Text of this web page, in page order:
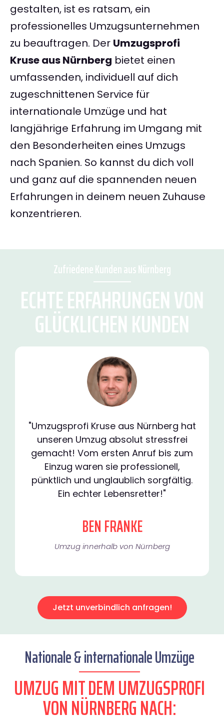
gestalten, ist es ratsam, ein
professionelles Umzugsunternehmen
zu beauftragen. Der Umzugsprofi
Kruse aus Nürnberg bietet einen
umfassenden, individuell auf dich
zugeschnittenen Service für
internationale Umzüge und hat
langjährige Erfahrung im Umgang mit
den Besonderheiten eines Umzugs
nach Spanien. So kannst du dich voll
und ganz auf die spannenden neuen
Erfahrungen in deinem neuen Zuhause
konzentrieren.
Zufriedene Kunden aus Nürnberg
ECHTE ERFAHRUNGEN VON
GLÜCKLICHEN KUNDEN
"Umzugsprofi Kruse aus Nürnberg hat
unseren Umzug absolut stressfrei
gemacht! Vom ersten Anruf bis zum
Einzug waren sie professionell,
pünktlich und unglaublich sorgfältig.
Ein echter Lebensretter!"
BEN FRANKE
Umzug innerhalb von Nürnberg​
Jetzt unverbindlich anfragen!
Nationale & internationale Umzüge
UMZUG MIT DEM UMZUGSPROFI
VON NÜRNBERG NACH: